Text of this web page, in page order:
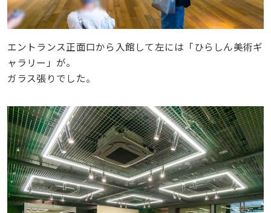
エントランス正面口から入館して左には「ひらしん美術ギ
ャラリー」が。
ガラス張りでした。